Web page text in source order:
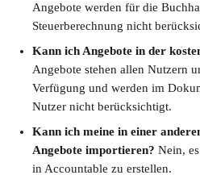
Angebote werden für die
Steuerberechnung nicht
Kann ich Angebote in der
Angebote stehen allen Nutzern
Verfügung und werden im
Nutzer nicht berücksichtigt.
Kann ich meine in einer
Angebote importieren? Nein,
in Accountable zu erstellen.